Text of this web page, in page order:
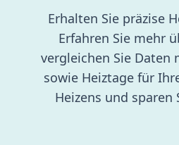
Erhalten Sie präzise
Erfahren Sie mehr
vergleichen Sie Daten
sowie Heiztage für
Heizens und sparen